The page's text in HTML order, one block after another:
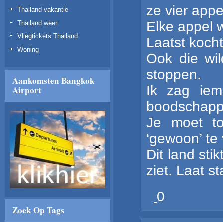
Thailand vakantie
Thailand weer
Vliegtickets Thailand
Woning
Aankomsten Bangkok
Airport
Zoek Op Tags
ze vier
Elke appel
Laatst
Ook die
stoppen.
Ik zag
Je moet
‘gewoon’
Dit land
ziet. Laat
0